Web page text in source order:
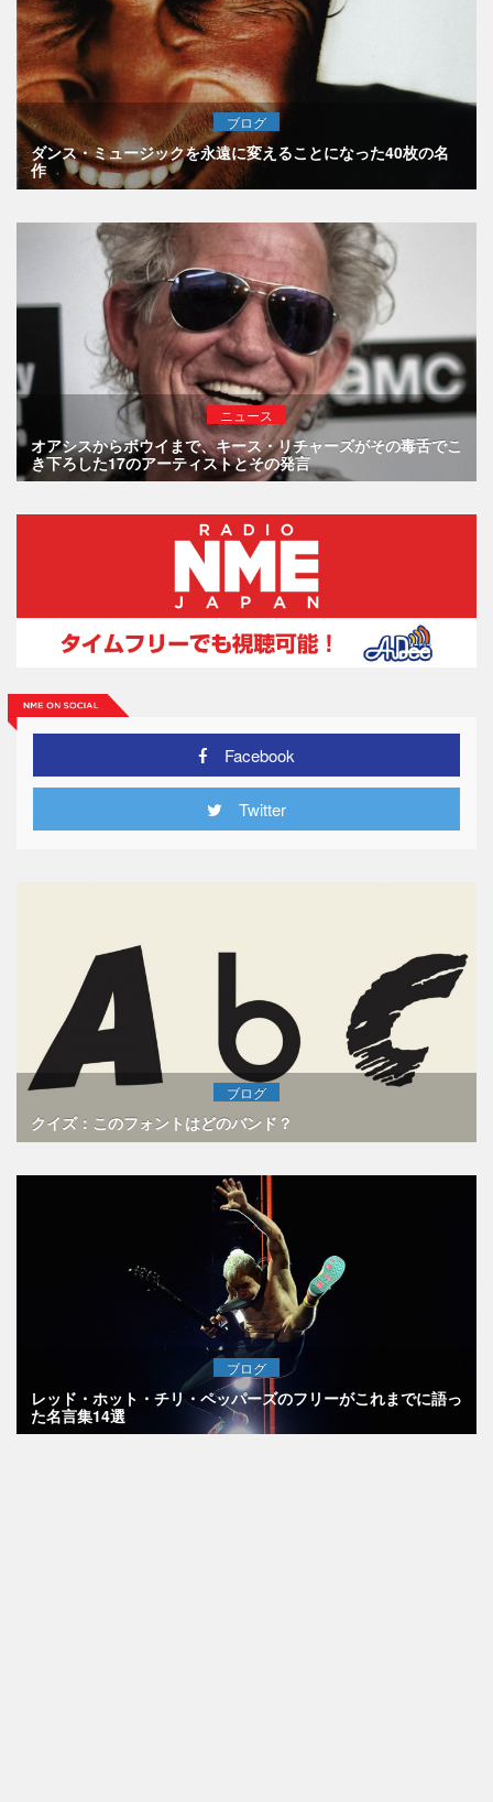
ブログ
ダンス・ミュージックを永遠に変えることになった40枚の名
作
ニュース
オアシスからボウイまで、キース・リチャーズがその毒舌でこ
き下ろした17のアーティストとその発言
Facebook
Twitter
ブログ
クイズ：このフォントはどのバンド？
ブログ
レッド・ホット・チリ・ペッパーズのフリーがこれまでに語っ
た名言集14選